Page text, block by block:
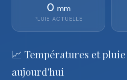
0 mm
PLUIE ACTUELLE
📈 Températures et pluie
aujourd'hui